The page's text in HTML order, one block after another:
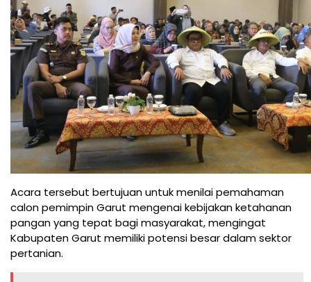
Acara tersebut bertujuan untuk menilai pemahaman
calon pemimpin Garut mengenai kebijakan ketahanan
pangan yang tepat bagi masyarakat, mengingat
Kabupaten Garut memiliki potensi besar dalam sektor
pertanian.